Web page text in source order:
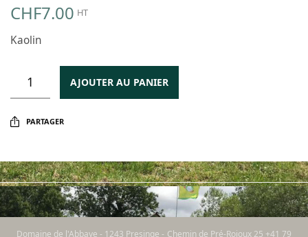
CHF7.00 HT
Kaolin
AJOUTER AU PANIER
PARTAGER
Domaine de l'Abbaye - 1243 Presinge - Chemin de Pré-Rojoux 25 +41 79